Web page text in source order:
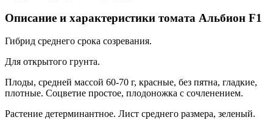
Описание и характеристики томата Альбион F1
Гибрид среднего срока созревания.
Для открытого грунта.
Плоды, средней массой 60-70 г, красные, без пятна, гладкие,
плотные. Соцветие простое, плодоножка с сочленением.
Растение детерминантное. Лист среднего размера, зеленый.